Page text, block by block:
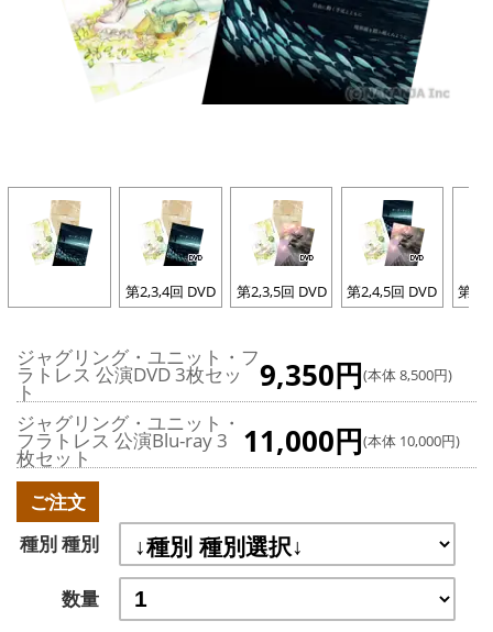
第2,3,4回 DVD 第2,3,5回 DVD 第2,4,5回 DVD 第
ジャグリング・ユニット・フ
ラトレス 公演DVD 3枚セッ
ト 9,350円(本体 8,500円)
ジャグリング・ユニット・
フラトレス 公演Blu-ray 3
枚セット 11,000円(本体 10,000円)
ご注文
種別 種別
数量